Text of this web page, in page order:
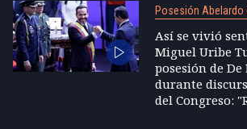
Posesión Abelardo
Así se vivió
Miguel Uribe
posesión de
durante
del Congreso: